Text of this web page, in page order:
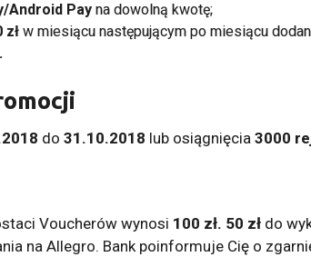
Android Pay na dowolną kwotę;
zł w miesiącu następującym po miesiącu
do 31.10.2018 lub osiągnięcia 3000
Voucherów wynosi 100 zł. 50 zł do
na Allegro. Bank poinformuje Cię o